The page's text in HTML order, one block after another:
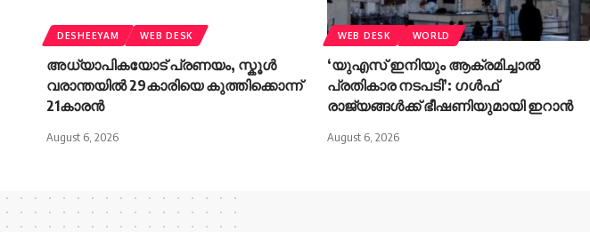
DESHEEYAM WEB DESK
അധ്യാപികയോട് പ്രണയം, സ്കൂൾ
വരാന്തയിൽ 29കാരിയെ കുത്തിക്കൊന്ന്
21കാരൻ
August 6, 2026
WEB DESK WORLD
‘യുഎസ് ഇനിയും ആക്രമിച്ചാൽ
പ്രതികാര നടപടി’: ഗൾഫ്
രാജ്യങ്ങൾക്ക് ഭീഷണിയുമായി ഇറാൻ
August 6, 2026